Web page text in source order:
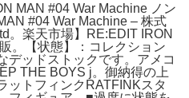
MAN #04 War Machine ノン
#04 War Machine – 株式
。楽天市場】RE:EDIT IRON
。【状態】：コレクション
デッドストックです。アメコ
THE BOYS j。御納得の上
ットフィンクRATFINKスタ